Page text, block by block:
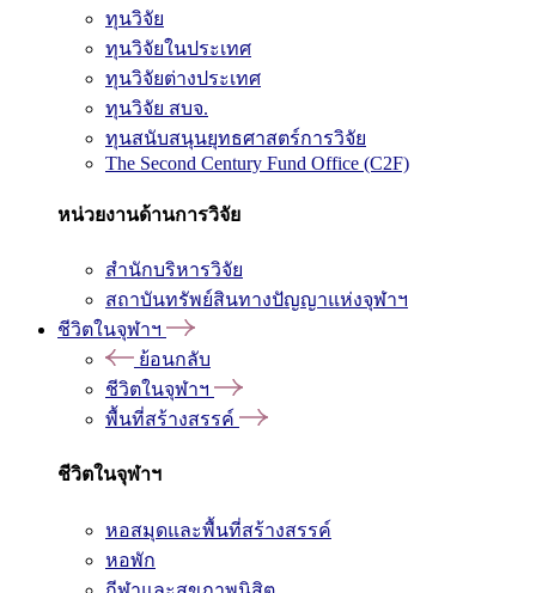
ทุนวิจัย
ทุนวิจัยในประเทศ
ทุนวิจัยต่างประเทศ
ทุนวิจัย สบจ.
ทุนสนับสนุนยุทธศาสตร์การวิจัย
The Second Century Fund Office (C2F)
หน่วยงานด้านการวิจัย
สำนักบริหารวิจัย
สถาบันทรัพย์สินทางปัญญาแห่งจุฬาฯ
ชีวิตในจุฬาฯ
ย้อนกลับ
ชีวิตในจุฬาฯ
พื้นที่สร้างสรรค์
ชีวิตในจุฬาฯ
หอสมุดและพื้นที่สร้างสรรค์
หอพัก